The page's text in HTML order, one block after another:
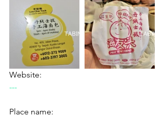
Website:
---
Place name: